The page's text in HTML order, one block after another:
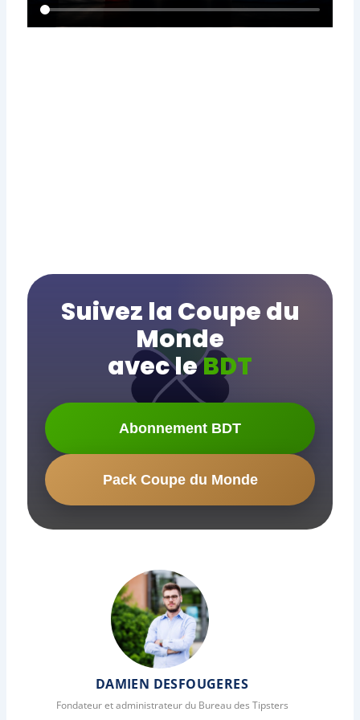
Suivez la Coupe du
Monde
avec leBDT
Abonnement BDT
Pack Coupe du Monde
DAMIEN DESFOUGERES
Fondateur et administrateur du Bureau des Tipsters